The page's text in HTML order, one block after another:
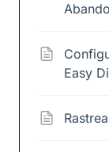
Easy